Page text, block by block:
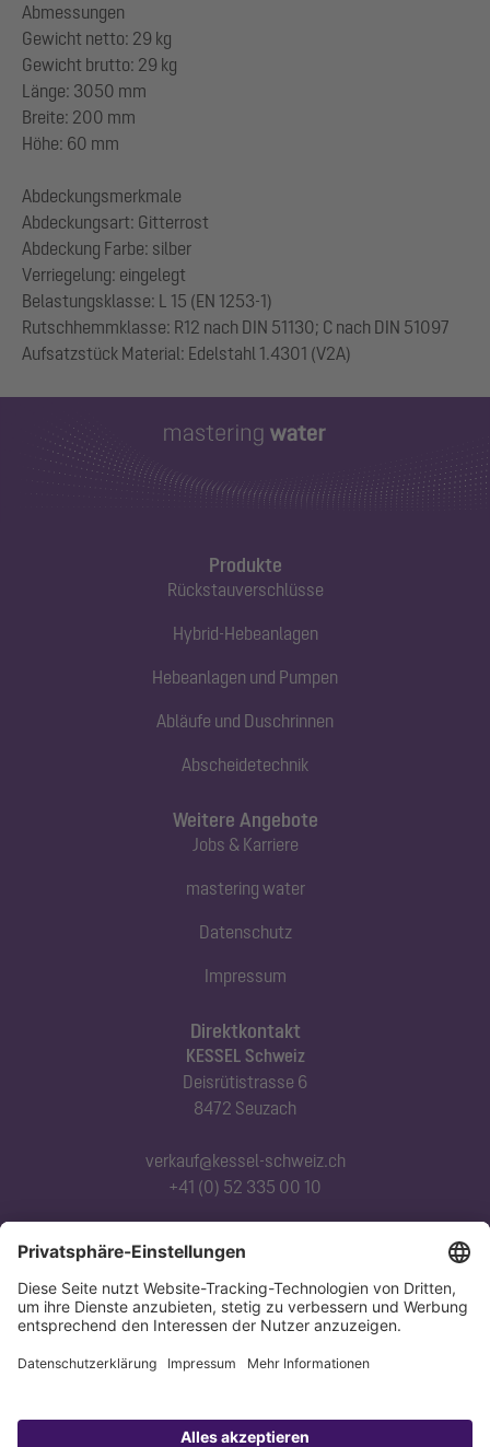
Abmessungen
Gewicht netto: 29 kg
Gewicht brutto: 29 kg
Länge: 3050 mm
Breite: 200 mm
Höhe: 60 mm
Abdeckungsmerkmale
Abdeckungsart: Gitterrost
Abdeckung Farbe: silber
Verriegelung: eingelegt
Belastungsklasse: L 15 (EN 1253-1)
Rutschhemmklasse: R12 nach DIN 51130; C nach DIN 51097
Produkte
Rückstauverschlüsse
Hybrid-Hebeanlagen
Hebeanlagen und Pumpen
Abläufe und Duschrinnen
Abscheidetechnik
Direktkontakt
KESSEL Schweiz
Deisrütistrasse 6
8472 Seuzach
verkauf@kessel-schweiz.ch
+41 (0) 52 335 00 10
Abonnieren Sie unseren Newsletter
Jetzt anmelden
Weitere Angebote
Jobs & Karriere
mastering water
Datenschutz
Impressum